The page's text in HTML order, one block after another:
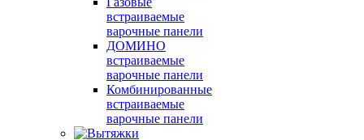
встраиваемые
варочные панели
ДОМИНО
встраиваемые
варочные панели
Комбинированные
встраиваемые
варочные панели